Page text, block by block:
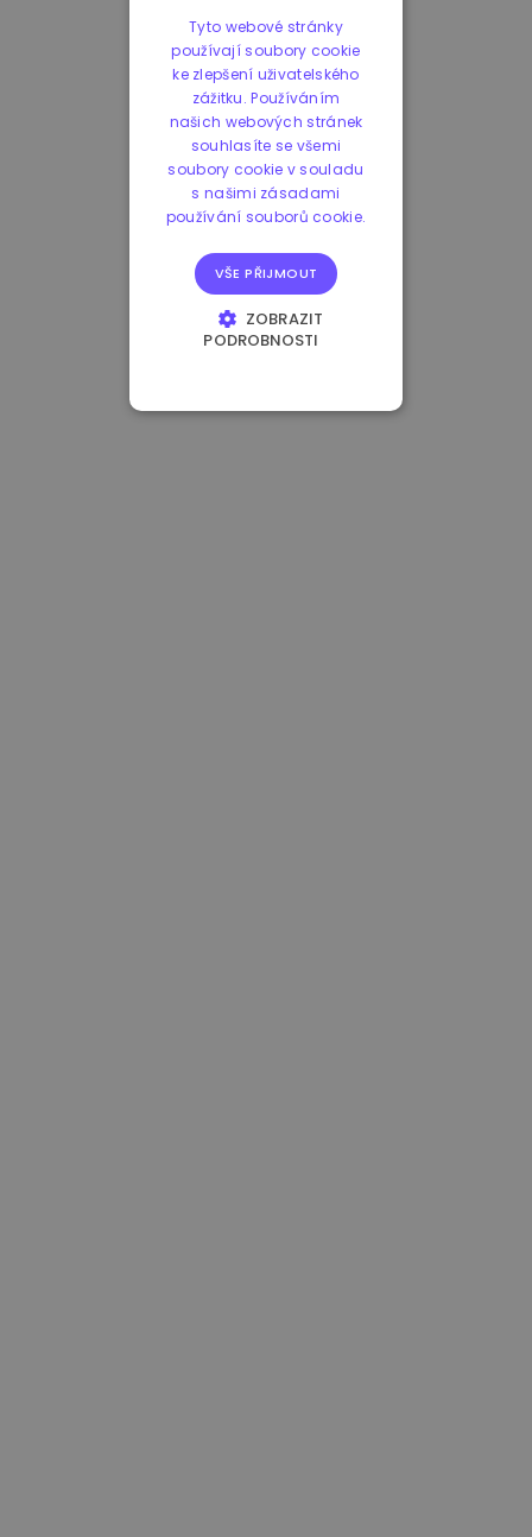
Tyto webové stránky
používají soubory cookie
ke zlepšení uživatelského
zážitku. Používáním
našich webových stránek
souhlasíte se všemi
soubory cookie v souladu
s našimi zásadami
používání souborů cookie.
VŠE PŘIJMOUT
ZOBRAZIT
PODROBNOSTI